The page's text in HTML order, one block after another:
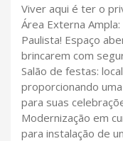
Viver aqui é ter o
Área Externa
Paulista! Espaço
brincarem com
Salão de festas:
proporcionando
para suas
Modernização em
para instalação de